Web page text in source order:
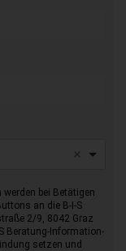
werden bei Betätigen
an die B-I-S
2/9, 8042 Graz
Beratung-Information-
setzen und